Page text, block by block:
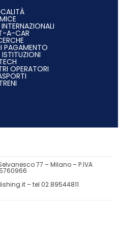
MICE
A-CAR
PAGAMENTO
OPERATORI
77 – Milano – P.IVA
– tel 02.89544811